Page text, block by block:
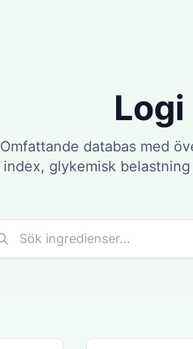
Logi
Omfattande databas med
index, glykemisk